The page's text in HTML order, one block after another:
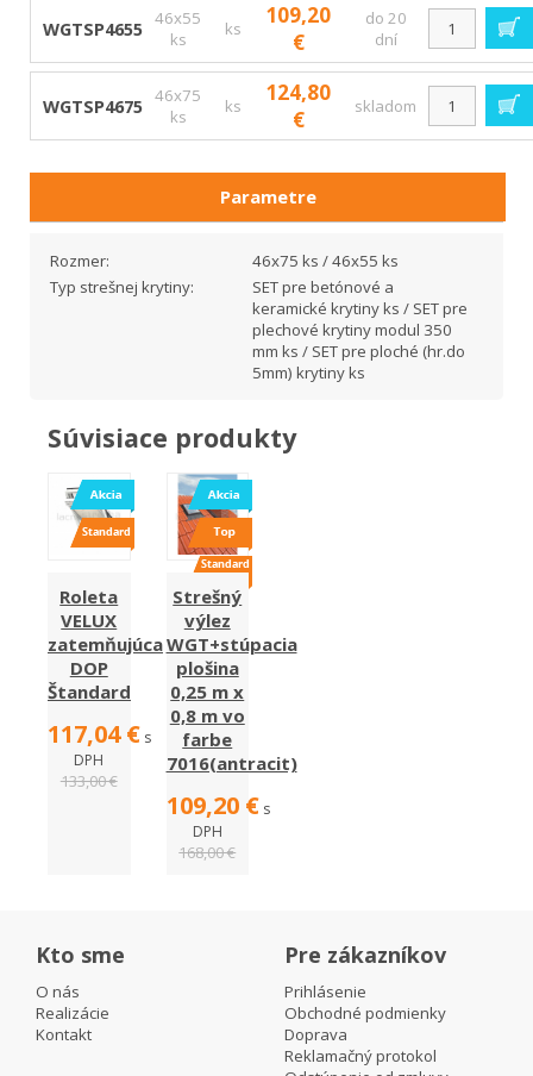
WGTSP4655 46x55
ks
ks
109,20
€
do 20
dní
WGTSP4675 46x75
ks
ks
124,80
€
skladom
Parametre
Rozmer:
46x75 ks / 46x55 ks
Typ strešnej krytiny:
SET pre betónové a
keramické krytiny ks / SET pre
plechové krytiny modul 350
mm ks / SET pre ploché (hr.do
5mm) krytiny ks
Súvisiace produkty
Roleta
VELUX
zatemňujúca
DOP
Štandard
117,04 € s
DPH
133,00 €
Strešný
výlez
WGT+stúpacia
plošina
0,25 m x
0,8 m vo
farbe
7016(antracit)
109,20 € s
DPH
168,00 €
Kto sme
O nás
Realizácie
Kontakt
Pre zákazníkov
Prihlásenie
Obchodné podmienky
Doprava
Reklamačný protokol